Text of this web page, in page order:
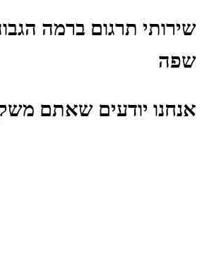
שירותי תרגום ברמה
שפה
אנחנו יודעים שאתם
לכן, כחברת תרגום, פיתחנו
אנחנו מתחייבים לדיוק לשוני